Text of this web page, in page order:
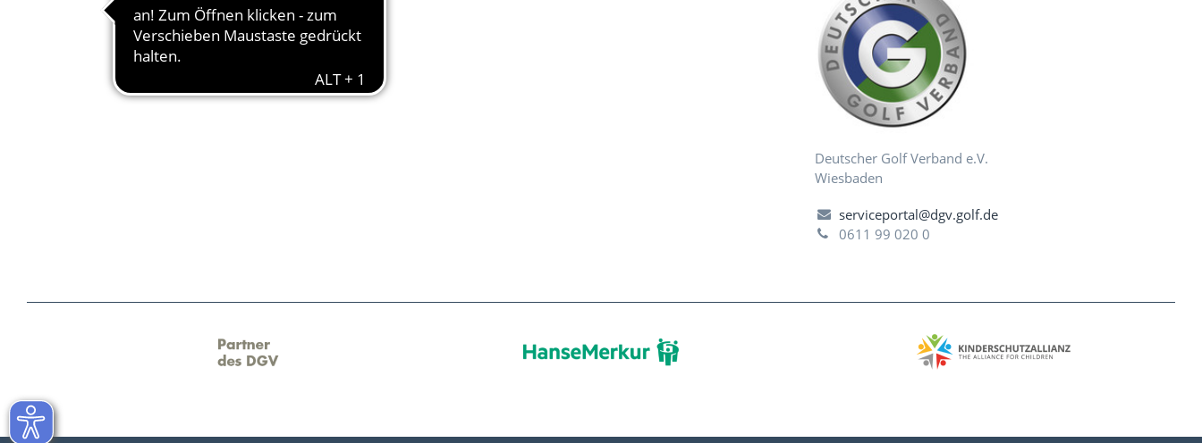
Deutscher Golf Verband e.V.
Wiesbaden
serviceportal@dgv.golf.de
0611 99 020 0